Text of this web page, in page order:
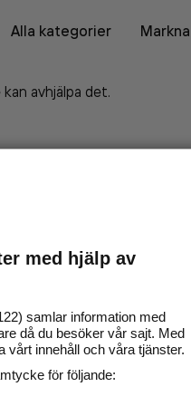
Alla kategorier
avhjälpa det.
företaget på
med hjälp av
samlar information med
då du besöker vår sajt. Med
vårt innehåll och våra tjänster.
för följande: